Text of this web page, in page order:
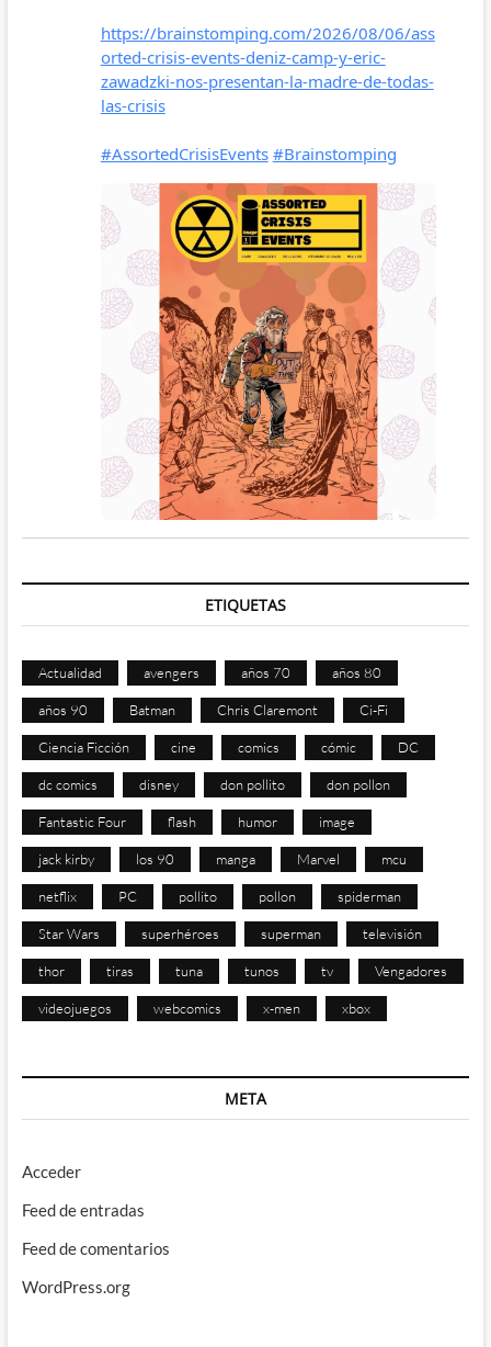
ETIQUETAS
Actualidad avengers años 70 años 80
años 90 Batman Chris Claremont Ci-Fi
Ciencia Ficción cine comics cómic DC
dc comics disney don pollito don pollon
Fantastic Four flash humor image
jack kirby los 90 manga Marvel mcu
netflix PC pollito pollon spiderman
Star Wars superhéroes superman televisión
thor tiras tuna tunos tv Vengadores
videojuegos webcomics x-men xbox
META
Acceder
Feed de entradas
Feed de comentarios
WordPress.org